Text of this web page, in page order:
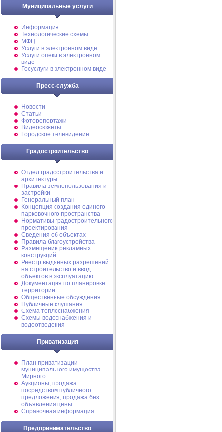
Муниципальные услуги
Информация
Технологические схемы
МФЦ
Услуги в электронном виде
Услуги опеки в электронном
виде
Госуслуги в электронном виде
Пресс-служба
Новости
Статьи
Фоторепортажи
Видеосюжеты
Городское телевидение
Градостроительство
Отдел градостроительства и
архитектуры
Правила землепользования и
застройки
Генеральный план
Концепция создания единого
парковочного пространства
Нормативы градостроительного
проектирования
Сведения об объектах
Правила благоустройства
Размещение рекламных
конструкций
Реестр выданных разрешений
на строительство и ввод
объектов в эксплуатацию
Документация по планировке
территории
Общественные обсуждения
Публичные слушания
Схема теплоснабжения
Схемы водоснабжения и
водоотведения
Приватизация
План приватизации
муниципального имущества
Мирного
Аукционы, продажа
посредством публичного
предложения, продажа без
объявления цены
Справочная информация
Предпринимательство